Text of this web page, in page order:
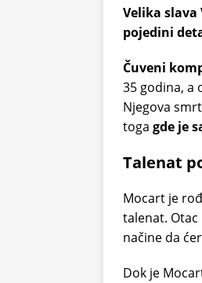
Velika
pojedini
Čuveni
35 godina, a
Njegova
toga gde je
Talenat
Mocart je
talenat.
načine da
Dok je